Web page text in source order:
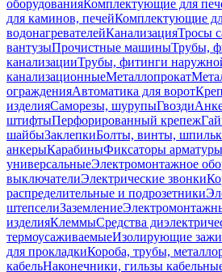
оборудованияКомплектующие для
для каминов, печейКомплектующие
водонагревателейКанализацияТросы
вантузыПрочистные машиныТрубы,
канализацииТрубы, фитинги
канализационныеМеталлопрокат
огражденияАвтоматика для ворот
изделияСаморезы, шурупыГвозди
штифтыПерфорированный крепеж
шайбыЗаклепкиБолты, винты,
анкерыКарабиныФиксаторы арматуры
универсальныеЭлектромонтажное
выключателиЭлектрические звонки
распределительные и подрозетники
штепселиЗаземление
изделияКлеммыСредства
термоусаживаемыеИзолирующие
для прокладкиКороба, трубы,
кабельНаконечники, гильзы